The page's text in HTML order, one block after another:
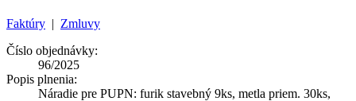
Faktúry | Zmluvy
Číslo objednávky:
96/2025
Popis plnenia:
Náradie pre PUPN: furik stavebný 9ks, metla priem. 30ks,